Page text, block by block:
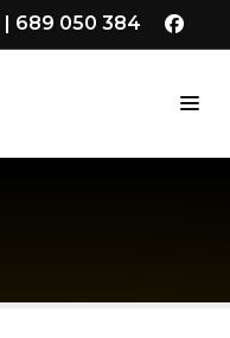
| 689 050 384